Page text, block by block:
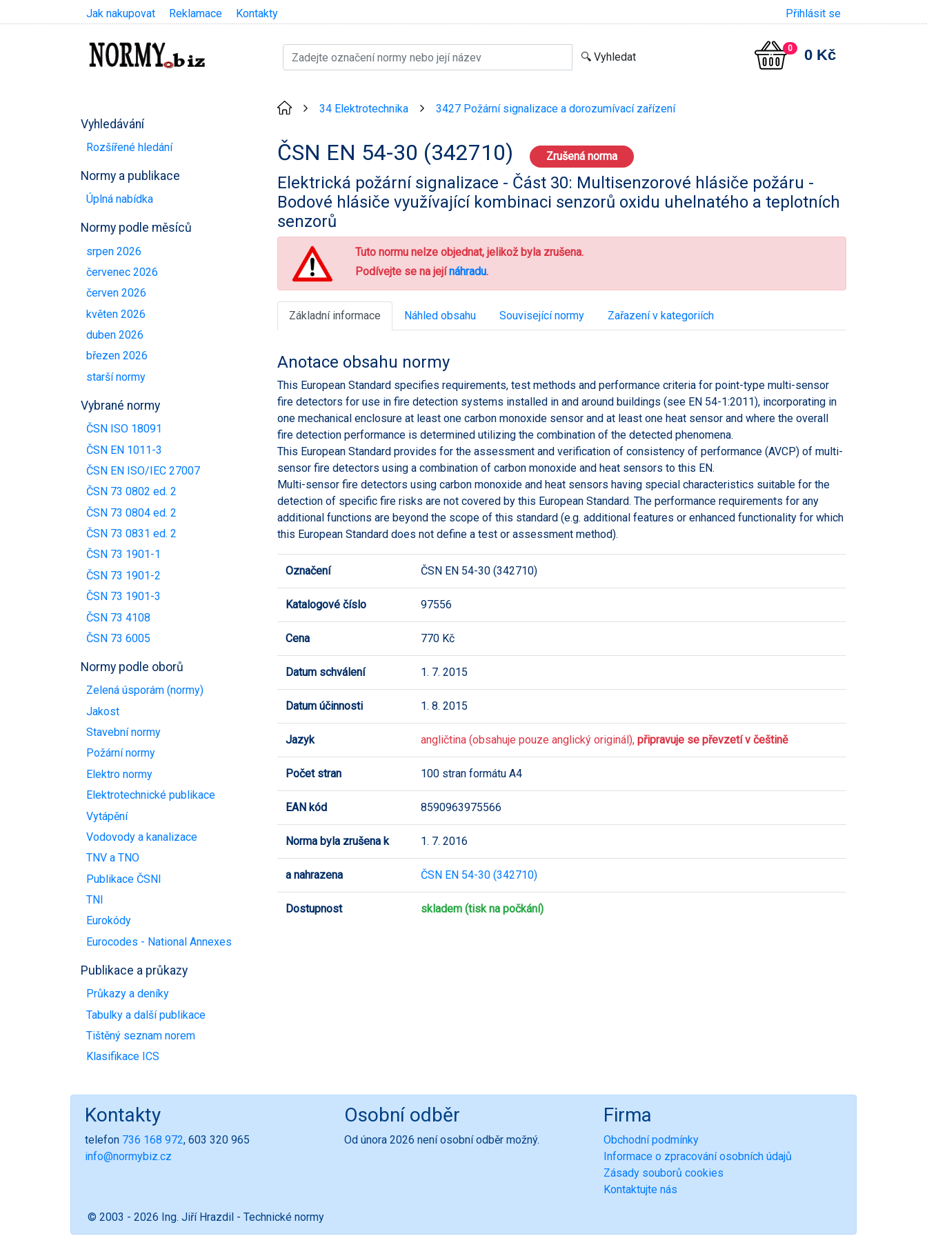
Jak nakupovat Reklamace Kontakty Přihlásit se
0 0 Kč
Vyhledávání
Rozšířené hledání
Normy a publikace
Úplná nabídka
Normy podle měsíců
srpen 2026
červenec 2026
červen 2026
květen 2026
duben 2026
březen 2026
starší normy
Vybrané normy
ČSN ISO 18091
ČSN EN 1011-3
ČSN EN ISO/IEC 27007
ČSN 73 0802 ed. 2
ČSN 73 0804 ed. 2
ČSN 73 0831 ed. 2
ČSN 73 1901-1
ČSN 73 1901-2
ČSN 73 1901-3
ČSN 73 4108
ČSN 73 6005
Normy podle oborů
Zelená úsporám (normy)
Jakost
Stavební normy
Požární normy
Elektro normy
Elektrotechnické publikace
Vytápění
Vodovody a kanalizace
TNV a TNO
Publikace ČSNI
TNI
Eurokódy
Eurocodes - National Annexes
Publikace a průkazy
Průkazy a deníky
Tabulky a další publikace
Tištěný seznam norem
Klasifikace ICS
34 Elektrotechnika 3427 Požární signalizace a dorozumívací zařízení
ČSN EN 54-30 (342710) Zrušená norma
Elektrická požární signalizace - Část 30: Multisenzorové hlásiče požáru -
Bodové hlásiče využívající kombinaci senzorů oxidu uhelnatého a teplotních
senzorů
Tuto normu nelze objednat, jelikož byla zrušena.
Podívejte se na jejínáhradu.
Základní informace Náhled obsahu Související normy Zařazení v kategoriích
Anotace obsahu normy
This European Standard specifies requirements, test methods and performance criteria for point-type multi-sensor
fire detectors for use in fire detection systems installed in and around buildings (see EN 54-1:2011), incorporating in
one mechanical enclosure at least one carbon monoxide sensor and at least one heat sensor and where the overall
fire detection performance is determined utilizing the combination of the detected phenomena.
This European Standard provides for the assessment and verification of consistency of performance (AVCP) of multi-
sensor fire detectors using a combination of carbon monoxide and heat sensors to this EN.
Multi-sensor fire detectors using carbon monoxide and heat sensors having special characteristics suitable for the
detection of specific fire risks are not covered by this European Standard. The performance requirements for any
additional functions are beyond the scope of this standard (e.g. additional features or enhanced functionality for which
this European Standard does not define a test or assessment method).
Označení ČSN EN 54-30 (342710)
Katalogové číslo 97556
Cena 770 Kč
Datum schválení 1. 7. 2015
Datum účinnosti 1. 8. 2015
Jazyk angličtina (obsahuje pouze anglický originál), připravuje se převzetí v češtině
Počet stran 100 stran formátu A4
EAN kód 8590963975566
Norma byla zrušena k 1. 7. 2016
a nahrazena ČSN EN 54-30 (342710)
Dostupnost skladem (tisk na počkání)
Kontakty
telefon 736 168 972, 603 320 965
info@normybiz.cz
Osobní odběr
Od února 2026 není osobní odběr možný.
Firma
Obchodní podmínky
Informace o zpracování osobních údajů
Zásady souborů cookies
Kontaktujte nás
© 2003 - 2026 Ing. Jiří Hrazdil - Technické normy